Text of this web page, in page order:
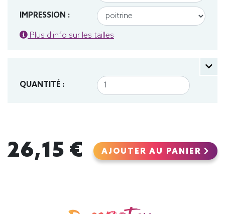
IMPRESSION :
Plus d'info sur les tailles
QUANTITÉ :
26,15 € AJOUTER AU PANIER